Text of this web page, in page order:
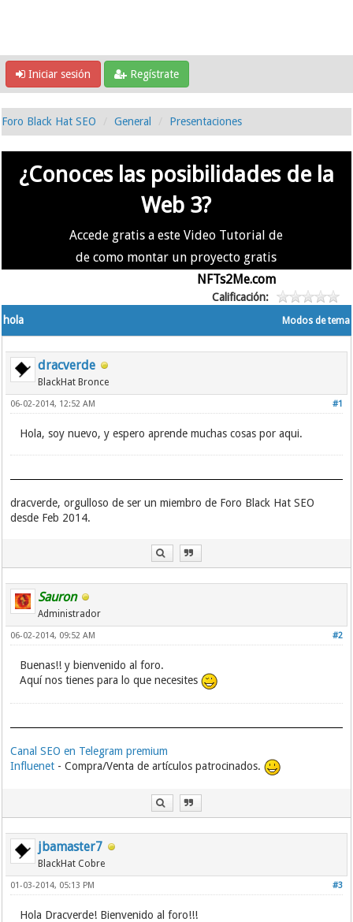
Iniciar sesión Regístrate
Foro Black Hat SEO General Presentaciones
¿Conoces las posibilidades de la
Web 3?
Accede gratis a este Video Tutorial de
de como montar un proyecto gratis
NFTs2Me.com
Calificación:
Modos de tema
hola
dracverde
BlackHat Bronce
#1
06-02-2014, 12:52 AM
Hola, soy nuevo, y espero aprende muchas cosas por aqui.
dracverde, orgulloso de ser un miembro de Foro Black Hat SEO
desde Feb 2014.
Sauron
Administrador
#2
06-02-2014, 09:52 AM
Buenas!! y bienvenido al foro.
Aquí nos tienes para lo que necesites
Canal SEO en Telegram premium
Influenet - Compra/Venta de artículos patrocinados.
jbamaster7
BlackHat Cobre
#3
01-03-2014, 05:13 PM
Hola Dracverde! Bienvenido al foro!!!